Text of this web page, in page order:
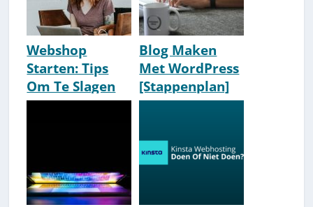
Webshop
Starten: Tips
Om Te Slagen
[2026 How-To]
Blog Maken
Met WordPress
[Stappenplan]
[2026]